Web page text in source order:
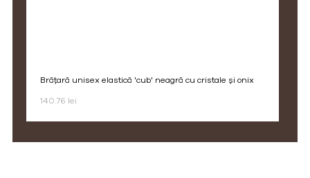
brățară unisex elastică 'cub' neagră cu cristale și onix
140.76 lei